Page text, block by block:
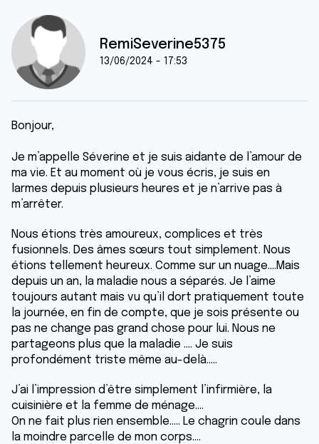
RemiSeverine5375
13/06/2024 - 17:53
Bonjour,
Je m’appelle Séverine et je suis aidante de l’amour de
ma vie. Et au moment où je vous écris, je suis en
larmes depuis plusieurs heures et je n’arrive pas à
m’arrêter.
Nous étions très amoureux, complices et très
fusionnels. Des âmes sœurs tout simplement. Nous
étions tellement heureux. Comme sur un nuage….Mais
depuis un an, la maladie nous a séparés. Je l’aime
toujours autant mais vu qu’il dort pratiquement toute
la journée, en fin de compte, que je sois présente ou
pas ne change pas grand chose pour lui. Nous ne
partageons plus que la maladie …. Je suis
profondément triste même au-delà…..
J’ai l’impression d’être simplement l’infirmière, la
cuisinière et la femme de ménage….
On ne fait plus rien ensemble….. Le chagrin coule dans
la moindre parcelle de mon corps….